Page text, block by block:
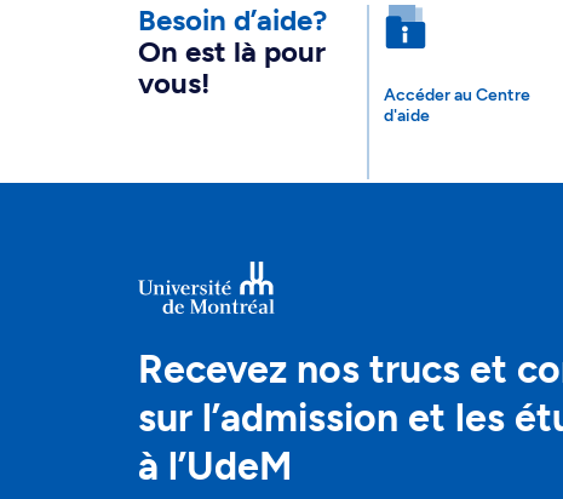
Besoin d’aide?
On est là pour
vous!
Accéder au Centre
d'aide
Recevez nos trucs et
sur l’admission et les
à l’UdeM